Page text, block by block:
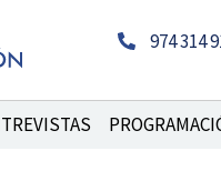
974 314